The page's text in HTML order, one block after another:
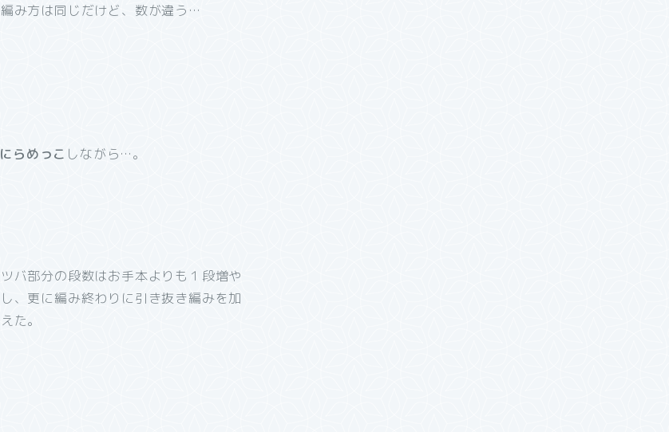
編み方は同じだけど、数が違う…
にらめっこ しながら…。
ツバ部分の段数はお手本よりも１段増や
し、更に編み終わりに引き抜き編みを加
えた。